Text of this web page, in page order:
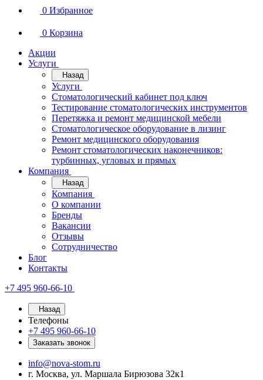
0 Избранное
0 Корзина
Акции
Услуги
Назад
Услуги
Стоматологический кабинет под ключ
Тестирование стоматологических инструментов
Перетяжка и ремонт медицинской мебели
Стоматологическое оборудование в лизинг
Ремонт медицинского оборудования
Ремонт стоматологических наконечников:
турбинных, угловых и прямых
Компания
Назад
Компания
О компании
Бренды
Вакансии
Отзывы
Сотрудничество
Блог
Контакты
+7 495 960-66-10
Назад
Телефоны
+7 495 960-66-10
Заказать звонок
info@nova-stom.ru
г. Москва, ул. Маршала Бирюзова 32к1